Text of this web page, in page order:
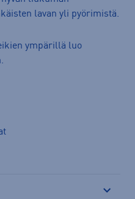
lavan yli pyörimistä.
ympärillä luo